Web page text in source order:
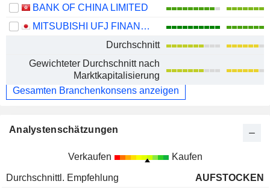
BANK OF CHINA LIMITED
MITSUBISHI UFJ FINANCIAL GROUP, INC.
Durchschnitt
Gewichteter Durchschnitt nach
Marktkapitalisierung
Gesamten Branchenkonsens anzeigen
Analystenschätzungen
Verkaufen Kaufen
Durchschnittl. Empfehlung
AUFSTOCKEN